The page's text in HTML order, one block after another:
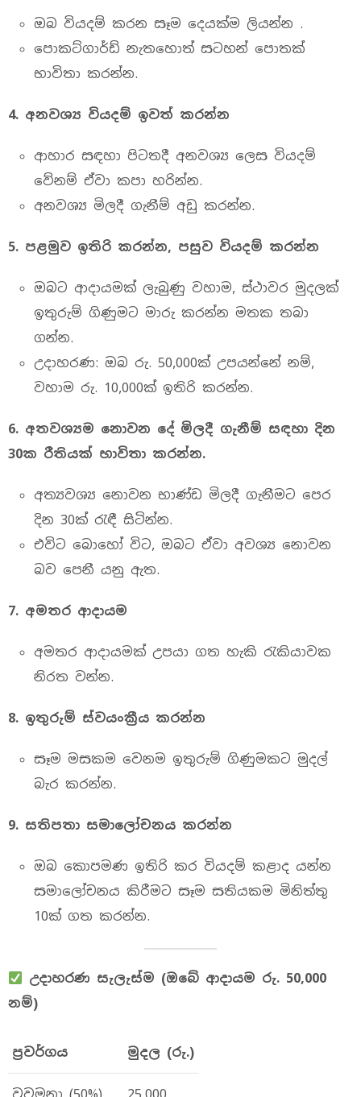
ඔබ වියදම් කරන සෑම දෙයක්ම ලියන්න .
පොකට්ගාර්ඩ් නැතහොත් සටහන් පොතක්
භාවිතා කරන්න.
4. අනවශ්‍ය වියදම් ඉවත් කරන්න
ආහාර සඳහා පිටතදී අනවශ්‍ය ලෙස වියදම්
වේනම් ඒවා කපා හරින්න.
අනවශ්‍ය මිලදී ගැනීම් අඩු කරන්න.
5. පළමුව ඉතිරි කරන්න, පසුව වියදම් කරන්න
ඔබට ආදායමක් ලැබුණු වහාම, ස්ථාවර මුදලක්
ඉතුරුම් ගිණුමට මාරු කරන්න මතක තබා
ගන්න.
උදාහරණ: ඔබ රු. 50,000ක් උපයන්නේ නම්,
වහාම රු. 10,000ක් ඉතිරි කරන්න.
6. අතවශ්‍යම නොවන දේ මිලදී ගැනීම් සඳහා දින
30ක රීතියක් භාවිතා කරන්න.
අත්‍යවශ්‍ය නොවන භාණ්ඩ මිලදී ගැනීමට පෙර
දින 30ක් රැඳී සිටින්න.
එවිට බොහෝ විට, ඔබට ඒවා අවශ්‍ය නොවන
බව පෙනී යනු ඇත.
7. අමතර ආදායම
අමතර ආදායමක් උපයා ගත හැකි රැකියාවක
නිරත වන්න.
8. ඉතුරුම් ස්වයංක්‍රීය කරන්න
සෑම මසකම වෙනම ඉතුරුම් ගිණුමකට මුදල්
බැර කරන්න.
9. සතිපතා සමාලෝචනය කරන්න
ඔබ කොපමණ ඉතිරි කර වියදම් කළාද යන්න
සමාලෝචනය කිරීමට සෑම සතියකම මිනිත්තු
10ක් ගත කරන්න.
උදාහරණ සැලැස්ම (ඔබේ ආදායම රු. 50,000
නම්)
ප්‍රවර්ගය මුදල (රු.)